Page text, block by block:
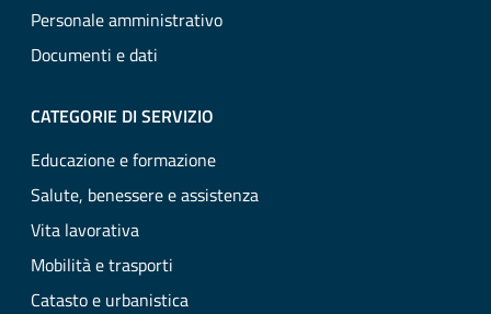
Personale amministrativo
Documenti e dati
CATEGORIE DI SERVIZIO
Educazione e formazione
Salute, benessere e assistenza
Vita lavorativa
Mobilità e trasporti
Catasto e urbanistica